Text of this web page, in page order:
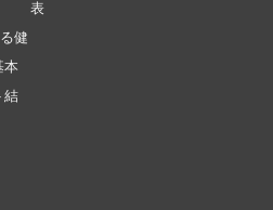
表
健
本
結